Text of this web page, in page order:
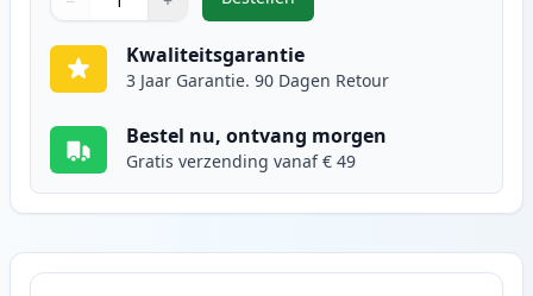
Gebruik de knoppen om aan te passen
1 ,2 stuks Canon PGI-525BK
Kwaliteitsgarantie
3 Jaar Garantie. 90 Dagen Retour
Bestel nu, ontvang morgen
Gratis verzending vanaf € 49